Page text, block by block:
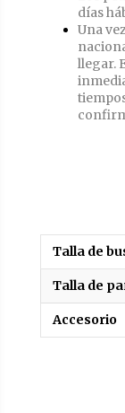
días
Una
llegar.
Talla de
Talla de
Accesorio